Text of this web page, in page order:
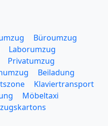
Büroumzug
Laborumzug
Privatumzug
Beiladung
Klaviertransport
Möbeltaxi